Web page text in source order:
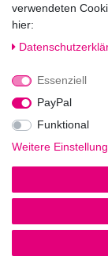
gerne.
Fragen?
Rufen Sie an!
0221-5696511
©
verwendeten
hier:
Essenziell
PayPal
Funktional
Weitere